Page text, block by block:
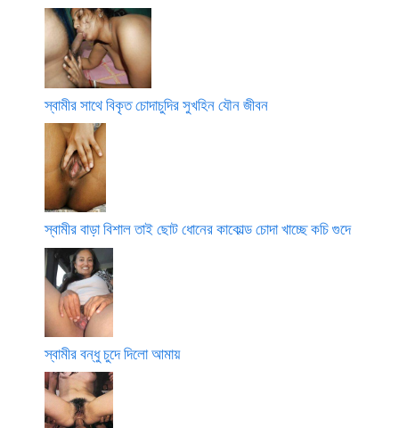
স্বামীর সাথে বিকৃত চোদাচুদির সুখহিন যৌন জীবন
স্বামীর বাড়া বিশাল তাই ছোট ধোনের কাকোল্ড চোদা খাচ্ছে কচি গুদে
স্বামীর বন্ধু চুদে দিলো আমায়